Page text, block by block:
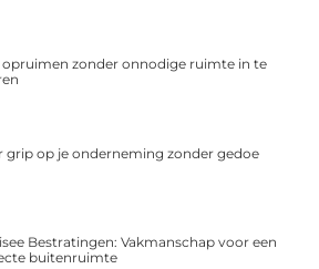
opruimen zonder onnodige ruimte in te
grip op je onderneming zonder gedoe
Bestratingen: Vakmanschap voor een
buitenruimte